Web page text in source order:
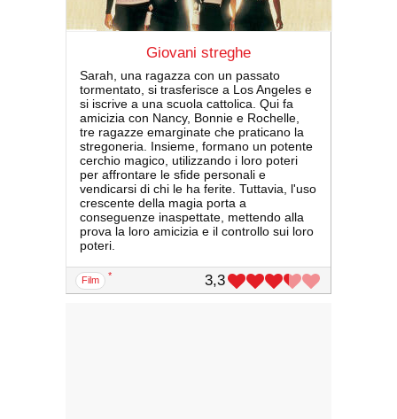
Giovani streghe
Sarah, una ragazza con un passato
tormentato, si trasferisce a Los Angeles e
si iscrive a una scuola cattolica. Qui fa
amicizia con Nancy, Bonnie e Rochelle,
tre ragazze emarginate che praticano la
stregoneria. Insieme, formano un potente
cerchio magico, utilizzando i loro poteri
per affrontare le sfide personali e
vendicarsi di chi le ha ferite. Tuttavia, l'uso
crescente della magia porta a
conseguenze inaspettate, mettendo alla
prova la loro amicizia e il controllo sui loro
poteri.
film * 3,3